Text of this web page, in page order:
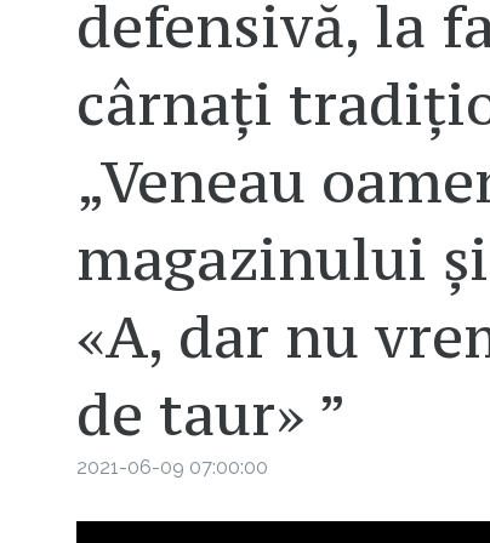
defensivă, la
cârnați
„Veneau
magazinului
«A, dar nu
de taur» ”
2021-06-09 07:00:00